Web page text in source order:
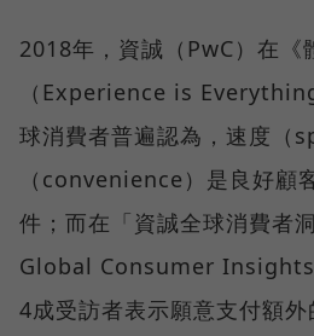
2018年，資誠（PwC）在《
（Experience is
球消費者普遍認為，速度（
（convenience）是良好顧
件；而在「資誠全球消費者
Global Consumer Insights
4成受訪者表示願意支付額